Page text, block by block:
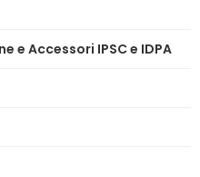
e Accessori IPSC e IDPA